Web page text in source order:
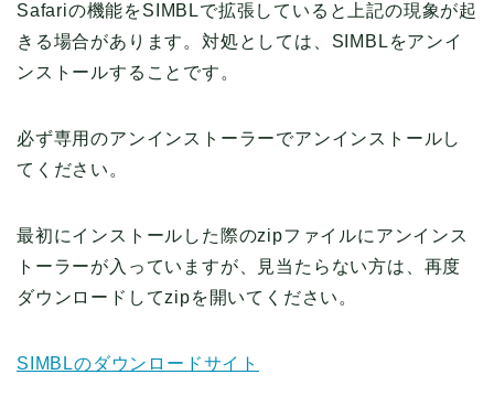
Safariの機能をSIMBLで拡張していると上記の現象が起
きる場合があります。対処としては、SIMBLをアンイ
ンストールすることです。
必ず専用のアンインストーラーでアンインストールし
てください。
最初にインストールした際のzipファイルにアンインス
トーラーが入っていますが、見当たらない方は、再度
ダウンロードしてzipを開いてください。
SIMBLのダウンロードサイト